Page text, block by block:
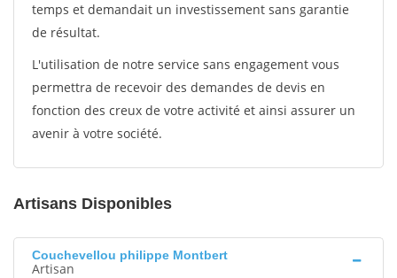
temps et demandait un investissement sans garantie
de résultat.
L'utilisation de notre service sans engagement vous
permettra de recevoir des demandes de devis en
fonction des creux de votre activité et ainsi assurer un
avenir à votre société.
Artisans Disponibles
Couchevellou philippe Montbert
Artisan